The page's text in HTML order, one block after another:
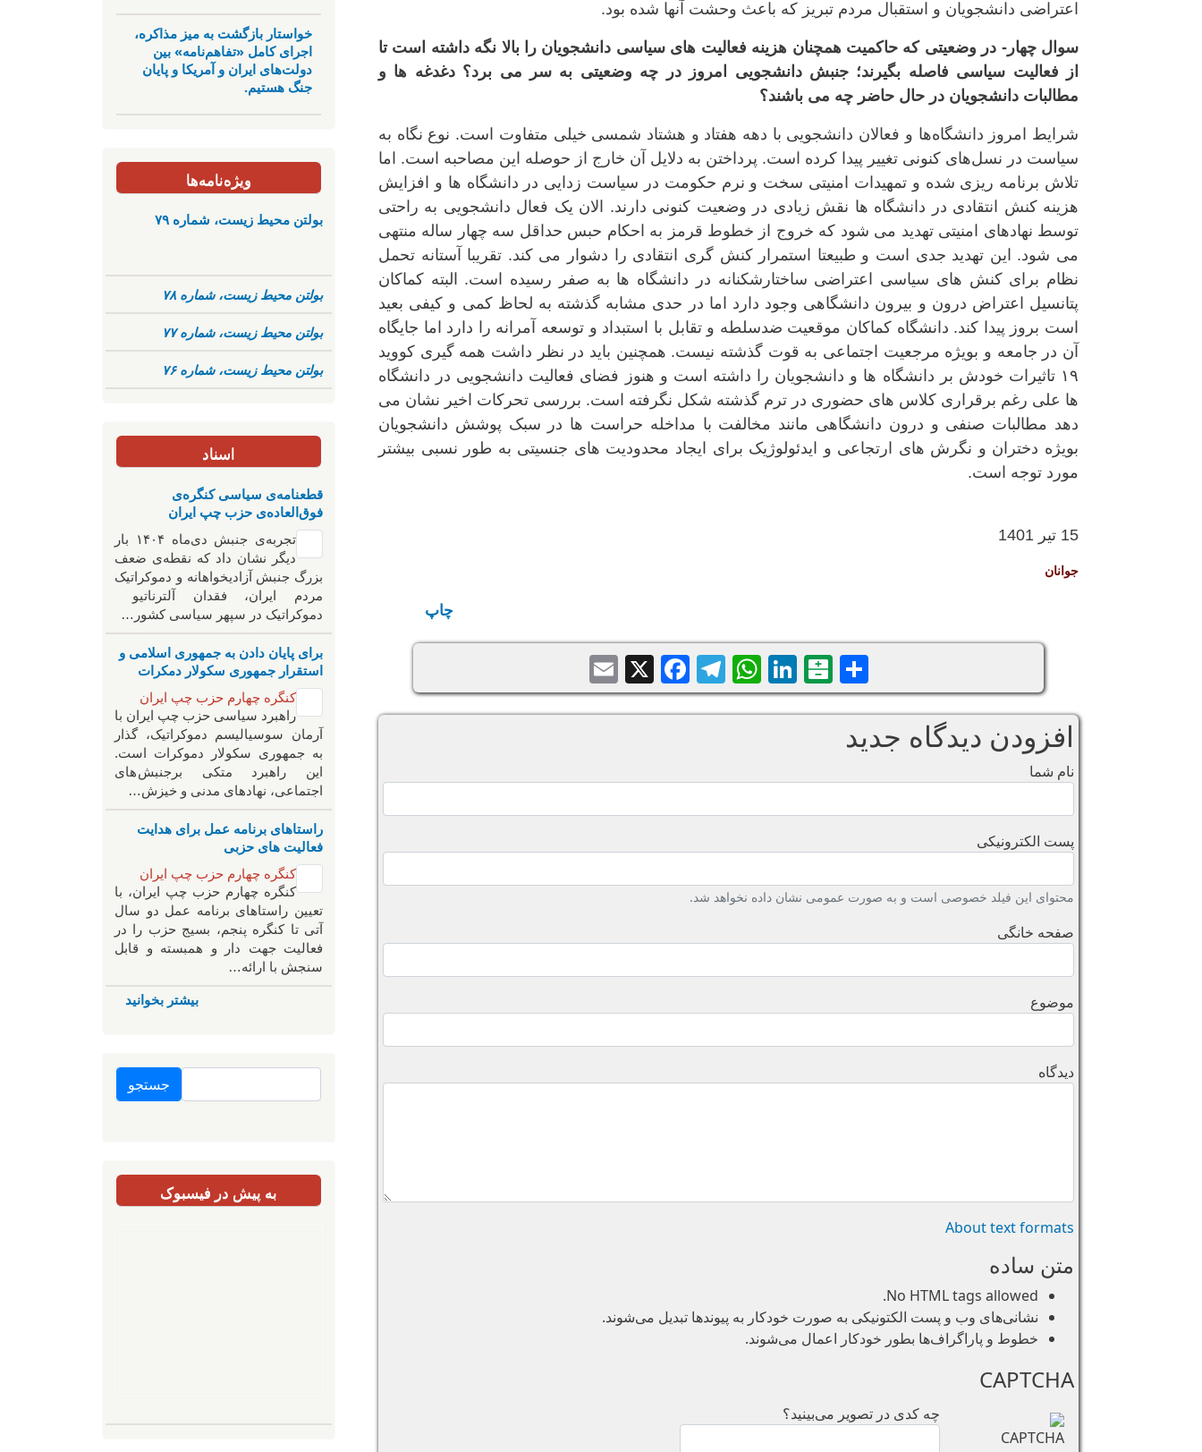
اعتراضی دانشجویان و استقبال مردم تبریز که باعث وحشت آنها شده بود.
سوال چهار- در وضعیتی که حاکمیت همچنان هزینه‌ فعالیت‌ های سیاسی دانشجویان را بالا نگه داشته است تا
از فعالیت سیاسی فاصله بگیرند؛ جنبش دانشجویی امروز در چه وضعیتی به سر می برد؟ دغدغه ها و
مطالبات دانشجویان در حال حاضر چه می باشند؟
شرایط امروز دانشگاه‌ها و فعالان دانشجویی با دهه هفتاد و هشتاد شمسی خیلی متفاوت است. نوع نگاه به
سیاست در نسل‌های کنونی تغییر پیدا کرده است. پرداختن به دلایل آن خارج از حوصله این مصاحبه است. اما
تلاش برنامه ریزی شده و تمهیدات امنیتی سخت و نرم حکومت در سیاست زدایی در دانشگاه ها و افزایش
هزینه کنش انتقادی در دانشگاه ها نقش زیادی در وضعیت کنونی دارند. الان یک فعال دانشجویی به راحتی
توسط نهادهای امنیتی تهدید می شود که خروج از خطوط قرمز به احکام حبس حداقل سه چهار ساله منتهی
می شود. این تهدید جدی است و طبیعتا استمرار کنش گری انتقادی را دشوار می کند. تقریبا آستانه تحمل
نظام برای کنش های سیاسی اعتراضی ساختارشکنانه در دانشگاه ها به صفر رسیده است. البته کماکان
پتانسیل اعتراض درون و بیرون دانشگاهی وجود دارد اما در حدی مشابه گذشته به لحاظ کمی و کیفی بعید
است بروز پیدا کند. دانشگاه کماکان موقعیت ضدسلطه و تقابل با استبداد و توسعه آمرانه را دارد اما جایگاه
آن در جامعه و بویژه مرجعیت اجتماعی به قوت گذشته نیست. همچنین باید در نظر داشت همه گیری کووید
۱۹ تاثیرات خودش بر دانشگاه ها و دانشجویان را داشته است و هنوز فضای فعالیت دانشجویی در دانشگاه
ها علی رغم برقراری کلاس های حضوری در ترم گذشته شکل نگرفته است. بررسی تحرکات اخیر نشان می
دهد مطالبات صنفی و درون دانشگاهی مانند مخالفت با مداخله حراست ها در سبک پوشش دانشجویان
بویژه دختران و نگرش های ارتجاعی و ایدئولوژیک برای ایجاد محدودیت های جنسیتی به طور نسبی بیشتر
مورد توجه است.
15 تیر 1401
جوانان
چاپ
Share
Balatarin
LinkedIn
WhatsApp
Telegram
Facebook
X
افزودن دیدگاه جدید
نام شما
پست الکترونیکی
محتوای این فیلد خصوصی است و به صورت عمومی نشان داده نخواهد شد.
صفحه خانگی
موضوع
دیدگاه
About text formats
متن ساده
No HTML tags allowed.
نشانی‌های وب و پست الکتونیکی به صورت خودکار به پیوند‌ها تبدیل می‌شوند.
خطوط و پاراگراف‌ها بطور خودکار اعمال می‌شوند.
CAPTCHA
چه کدی در تصویر می‌بینید؟
خواستار بازگشت به میز مذاکره،
اجرای کامل «تفاهم‌نامه» بین
دولت‌های ایران و آمریکا و پایان
جنگ هستیم.
ویژه‌نامه‌ها
بولتن محیط زیست، شماره ۷۹
بولتن محیط زیست، شماره ۷۸
بولتن محیط زیست، شماره ۷۷
بولتن محیط زیست، شماره ۷۶
اسناد
قطعنامه‌ی سیاسی کنگره‌ی
فوق‌العاده‌ی حزب چپ ایران
تجربه‌ی جنبش دی‌ماه ۱۴۰۴ بار
دیگر نشان داد که نقطه‌ی ضعف
بزرگ جنبش آزادیخواهانه و دموکراتیک
مردم ایران، فقدان آلترناتیو
دموکراتیک در سپهر سیاسی کشور…
برای پایان دادن به جمهوری اسلامی و
استقرار جمهوری سکولار دمکرات
کنگره چهارم حزب چپ ایران
راهبرد سياسی حزب چپ ایران با
آرمان سوسیالیسم دموکراتیک، گذار
به جمهوری سکولار دموکرات است.
این راهبرد متکی برجنبش های
اجتماعی، نهادهای مدنی و خیزش‌…
راستاهای برنامه عمل برای هدایت
فعالیت های حزبی
کنگره چهارم حزب چپ ایران
کنگره چهارم حزب چپ ایران، با
تعیین راستاهای برنامه عمل دو سال
آتی تا کنگره پنجم، بسیج حزب را در
فعالیت جهت دار و همبسته و قابل
سنجش با ارائه…
بیشتر بخوانید
جستجو
به پیش در فیسبوک